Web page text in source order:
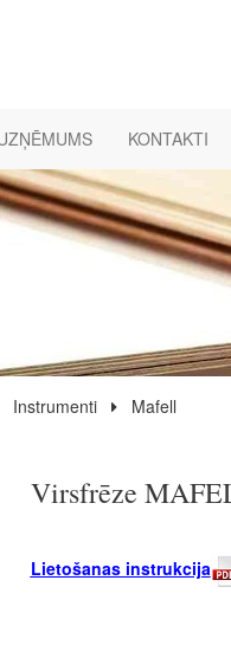
KONTAKTI
Instrumenti Mafell
Virsfrēze
Lietošanas instrukcija